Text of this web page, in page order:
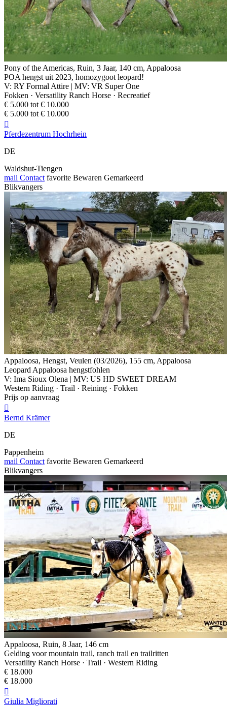
Pony of the Americas, Ruin, 3 Jaar, 140 cm, Appaloosa
POA hengst uit 2023, homozygoot leopard!
V: RY Formal Attire | MV: VR Super One
Fokken · Versatility Ranch Horse · Recreatief
€ 5.000 tot € 10.000
€ 5.000 tot € 10.000

Pferdezentrum Hochrhein
DE
Waldshut-Tiengen
mail Contact favorite Bewaren Gemarkeerd
Blikvangers
Appaloosa, Hengst, Veulen (03/2026), 155 cm, Appaloosa
Leopard Appaloosa hengstfohlen
V: Ima Sioux Olena | MV: US HD SWEET DREAM
Western Riding · Trail · Reining · Fokken
Prijs op aanvraag

Bernd Krämer
DE
Pappenheim
mail Contact favorite Bewaren Gemarkeerd
Blikvangers
Appaloosa, Ruin, 8 Jaar, 146 cm
Gelding voor mountain trail, ranch trail en trailritten
Versatility Ranch Horse · Trail · Western Riding
€ 18.000
€ 18.000

Giulia Migliorati